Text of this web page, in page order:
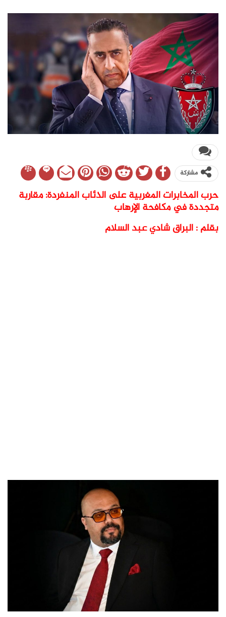
مشاركة
حرب المخابرات المغربية على الذئاب المنفردة: مقاربة
متجددة في مكافحة الإرهاب
بقلم : البراق شادي عبد السلام